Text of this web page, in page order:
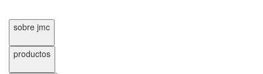
sobre jmc
productos